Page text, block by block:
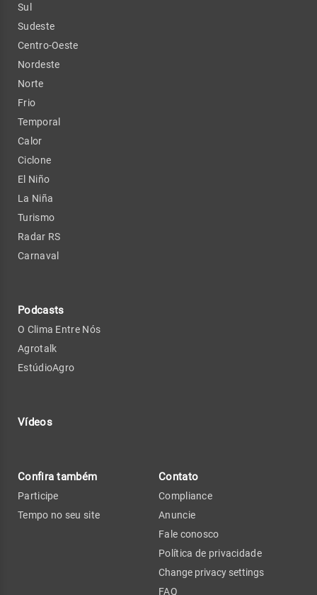
Sul
Sudeste
Centro-Oeste
Nordeste
Norte
Frio
Temporal
Calor
Ciclone
El Niño
La Niña
Turismo
Radar RS
Carnaval
Podcasts
O Clima Entre Nós
Agrotalk
EstúdioAgro
Vídeos
Confira também
Participe
Tempo no seu site
Contato
Compliance
Anuncie
Fale conosco
Política de privacidade
Change privacy settings
FAQ